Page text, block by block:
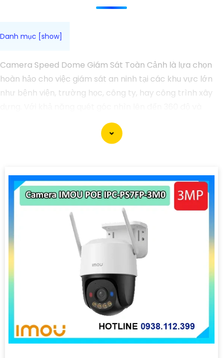
Camera Speed Dome Giám Sát Toàn Cảnh là lựa chọn
hoàn hảo cho việc giám sát an ninh tại các khu vực lớn
như bệnh viện, trường học, công ty, hay công trình xây
zoom quang học mạnh mẽ, bạn có thể dễ dàng giám sát
toàn bộ khu vực một cách chi tiết và chính xác. Camera
lượng cao, giúp bạn bảo vệ tài sản và người thân một
cách hiệu quả. Với thiết kế chắc chắn và khả năng hoạt
động ổn định, Camera Speed Dome Giám Sát Toàn Cảnh
đáng để bạn cân nhắc khi cần một giải pháp an ninh